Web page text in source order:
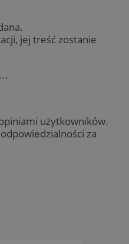
jej treść zostanie
użytkowników.
za